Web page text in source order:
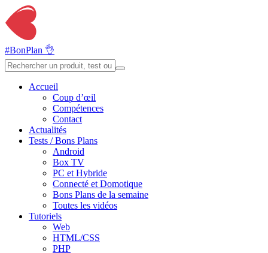
#BonPlan 👌
Accueil
Coup d’œil
Compétences
Contact
Actualités
Tests / Bons Plans
Android
Box TV
PC et Hybride
Connecté et Domotique
Bons Plans de la semaine
Toutes les vidéos
Tutoriels
Web
HTML/CSS
PHP